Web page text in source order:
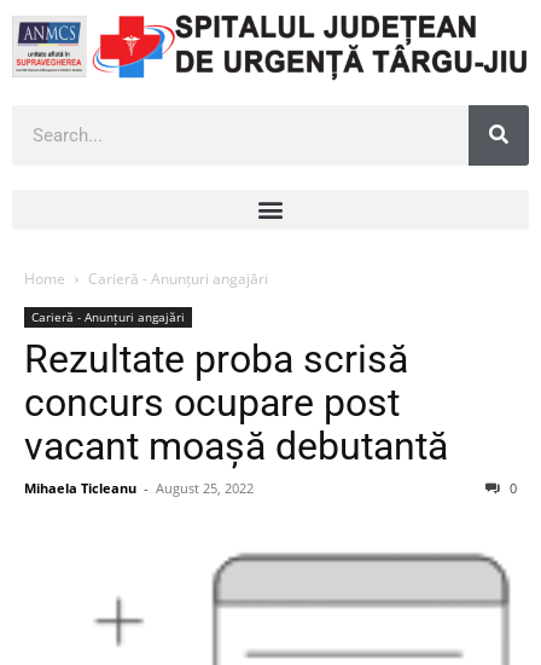
Home Carieră - Anunțuri angajări
Carieră - Anunțuri angajări
Rezultate proba scrisă
concurs ocupare post
vacant moașă debutantă
Mihaela Ticleanu - August 25, 2022 0